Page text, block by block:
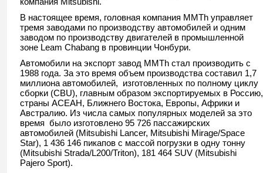
В настоящее время, головная компания MMTh управляет
тремя заводами по производству автомобилей и одним
заводом по производству двигателей в промышленной
зоне Leam Chabang в провинции Чонбури.
Автомобили на экспорт завод MMTh стал производить с
1988 года. За это время объем производства составил 1,7
миллиона автомобилей, изготовленных по полному циклу
сборки (CBU), главным образом экспортируемых в Россию,
страны АСЕАН, Ближнего Востока, Европы, Африки и
Австралию. Из числа самых популярных моделей за это
время было изготовлено 95 726 пассажирских
автомобилей (Mitsubishi Lancer, Mitsubishi Mirage/Space
Star), 1 436 146 пикапов с массой погрузки в одну тонну
(Mitsubishi Strada/L200/Triton), 181 464 SUV (Mitsubishi
Pajero Sport).